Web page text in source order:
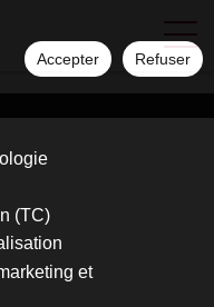
Accepter Refuser
(TC)
et